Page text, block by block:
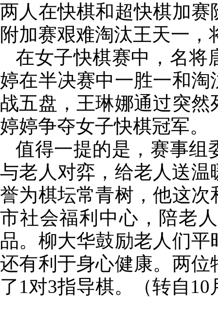
两人在快棋和超快棋加
附加赛艰难淘汰王天一
在女子快棋赛中，名将
婷在半决赛中一胜一和
战五盘，王琳娜通过突
婷婷争夺女子快棋冠军。
值得一提的是，赛事组
与老人对弈，给老人送
誉为棋坛常青树，他这
市社会福利中心，陪老
品。柳大华鼓励老人们
还有利于身心健康。两
了1对3指导棋。（转自